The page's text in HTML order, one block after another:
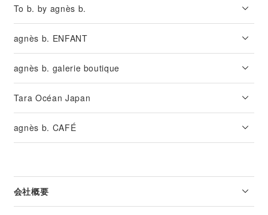
To b. by agnès b.
agnès b. ENFANT
agnès b. galerie boutique
Tara Océan Japan
agnès b. CAFÉ
会社概要